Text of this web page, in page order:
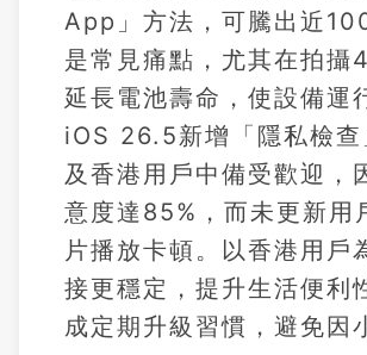
App」方法，可騰出近
是常見痛點，尤其在拍
延長電池壽命，使設備運
iOS 26.5新增「隱私檢
及香港用戶中備受歡迎
意度達85%，而未更新用
片播放卡頓。以香港用
接更穩定，提升生活便利
成定期升級習慣，避免因